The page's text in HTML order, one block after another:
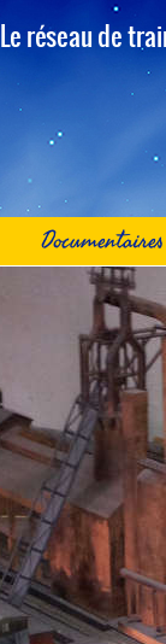
Le réseau de
Documentaires